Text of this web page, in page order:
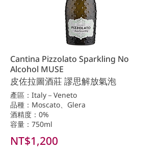
Cantina Pizzolato Sparkling No
Alcohol MUSE
皮佐拉圖酒莊 謬思解放氣泡
產區：Italy－Veneto
品種：Moscato、Glera
酒精度：0%
容量：750ml
NT$1,200